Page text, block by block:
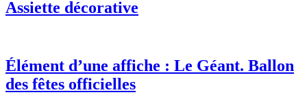
Assiette décorative
Élément d’une affiche : Le Géant. Ballon
des fêtes officielles